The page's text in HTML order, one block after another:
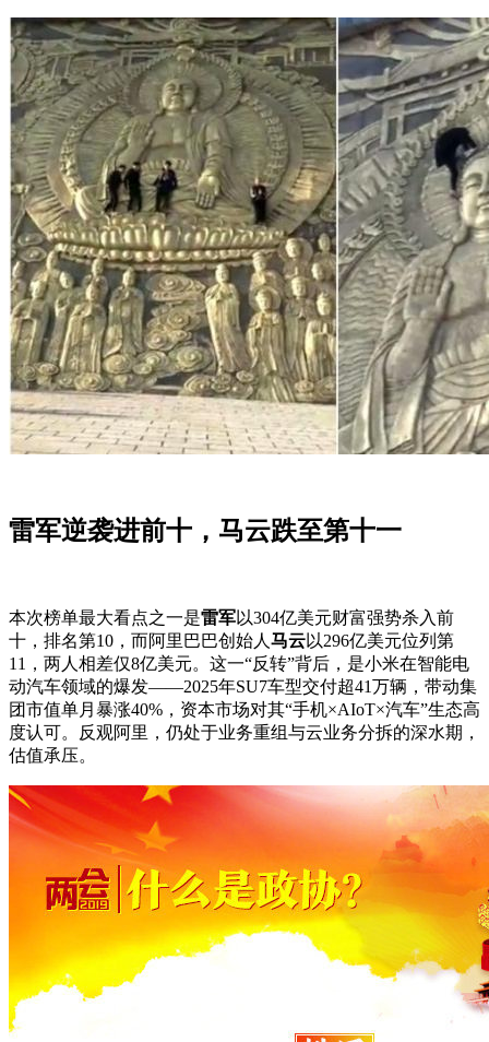
雷军逆袭进前十，马云跌至第十一
本次榜单最大看点之一是雷军以304亿美元财富强势杀入前
十，排名第10，而阿里巴巴创始人 马云以296亿美元位列第
11，两人相差仅8亿美元。这一“反转”背后，是小米在智能电
动汽车领域的爆发——2025年SU7车型交付超41万辆，带动集
团市值单月暴涨40%，资本市场对其“手机×AIoT×汽车”生态高
度认可。反观阿里，仍处于业务重组与云业务分拆的深水期，
估值承压。